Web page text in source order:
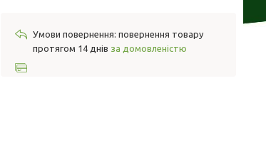
повернення товару
протягом 14 днів за домовленістю